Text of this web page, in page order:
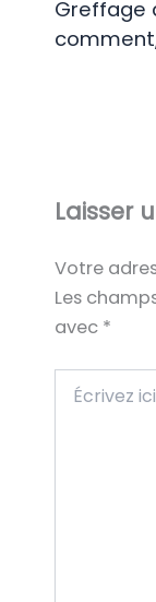
Greffage
Laisser
Votre
Les
avec *
ici…